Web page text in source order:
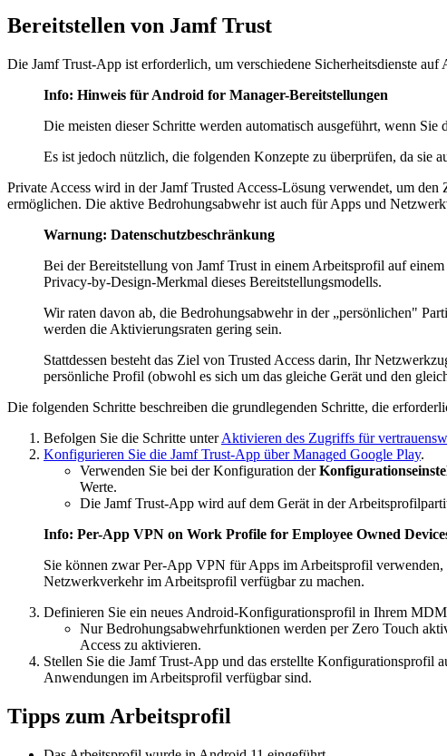
Bereitstellen von Jamf Trust
Die Jamf Trust-App ist erforderlich, um verschiedene Sicherheitsdienste
Info: Hinweis für Android for Manager-Bereitstellungen
Die meisten dieser Schritte werden automatisch ausgeführt, wenn Sie
Es ist jedoch nützlich, die folgenden Konzepte zu überprüfen, da sie
Private Access wird in der Jamf Trusted Access-Lösung verwendet, um den
ermöglichen. Die aktive Bedrohungsabwehr ist auch für Apps und
Warnung: Datenschutzbeschränkung
Bei der Bereitstellung von Jamf Trust in einem Arbeitsprofil auf
Privacy-by-Design-Merkmal dieses Bereitstellungsmodells.
Wir raten davon ab, die Bedrohungsabwehr in der „persönlichen"
werden die Aktivierungsraten gering sein.
Stattdessen besteht das Ziel von Trusted Access darin, Ihr
persönliche Profil (obwohl es sich um das gleiche Gerät und den
Die folgenden Schritte beschreiben die grundlegenden Schritte, die
Befolgen Sie die Schritte unterAktivieren des Zugriffs für
Konfigurieren Sie die Jamf Trust-App über Managed Google Play.
Verwenden Sie bei der Konfiguration der
Werte.
Die Jamf Trust-App wird auf dem Gerät in der
Info: Per-App VPN on Work Profile for Employee Owned
Sie können zwar Per-App VPN für Apps im Arbeitsprofil
Netzwerkverkehr im Arbeitsprofil verfügbar zu machen.
Definieren Sie ein neues Android-Konfigurationsprofil in Ihrem
Nur Bedrohungsabwehrfunktionen werden per Zero Touch
Access zu aktivieren.
Stellen Sie die Jamf Trust-App und das erstellte Konfigurationsprofil
Anwendungen im Arbeitsprofil verfügbar sind.
Tipps zum Arbeitsprofil